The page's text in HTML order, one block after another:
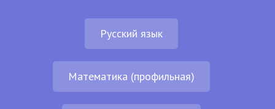
Русский язык
Математика (профильная)